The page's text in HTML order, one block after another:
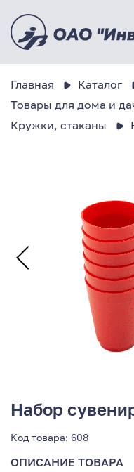
Главная
Каталог
Товары для дома и
Кружки, стаканы
Набор
Код товара: 608
ОПИСАНИЕ ТОВАРА